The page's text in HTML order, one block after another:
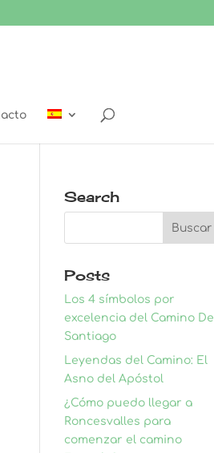
Search
Posts
Los 4 símbolos por
excelencia del Camino De
Santiago
Leyendas del Camino: El
Asno del Apóstol
¿Cómo puedo llegar a
Roncesvalles para
comenzar el camino